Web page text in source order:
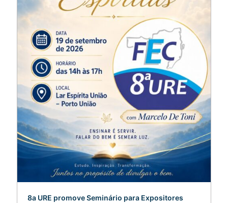
8a URE promove Seminário para Expositores